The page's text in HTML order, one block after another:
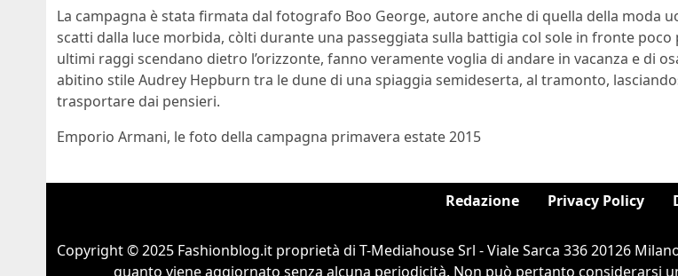
La campagna è stata firmata dal fotografo Boo George, autore anche di quella della moda
scatti dalla luce morbida, còlti durante una passeggiata sulla battigia col sole in fronte poco
ultimi raggi scendano dietro l’orizzonte, fanno veramente voglia di andare in vacanza e di
abitino stile Audrey Hepburn tra le dune di una spiaggia semideserta, al tramonto,
trasportare dai pensieri.
Emporio Armani, le foto della campagna primavera estate 2015
Redazione Privacy Policy
Copyright © 2025 Fashionblog.it proprietà di T-Mediahouse Srl - Viale Sarca 336 20126
quanto viene aggiornato senza alcuna periodicità. Non può pertanto considerarsi